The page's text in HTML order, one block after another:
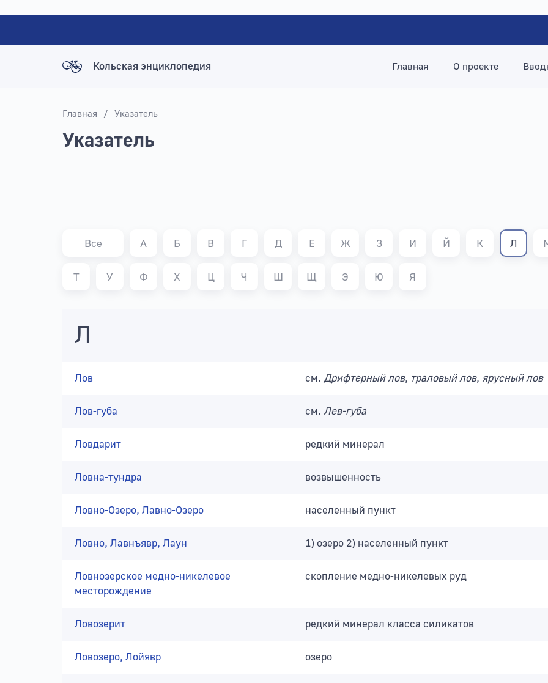
Кольская энциклопедия Главная О проекте
Главная / Указатель
Указатель
Все А Б В Г Д Е Ж З И Й К Л
Т У Ф Х Ц Ч Ш Щ Э Ю Я
Л
Лов см. Дрифтерный лов, траловый лов, ярусный лов
Лов-губа см. Лев-губа
Ловдарит редкий минерал
Ловна-тундра возвышенность
Ловно-Озеро, Лавно-Озеро населенный пункт
Ловно, Лавнъявр, Лаун 1) озеро 2) населенный пункт
Ловнозерское медно-никелевое
месторождение
скопление медно-никелевых руд
Ловозерит редкий минерал класса силикатов
Ловозеро, Лойявр озеро